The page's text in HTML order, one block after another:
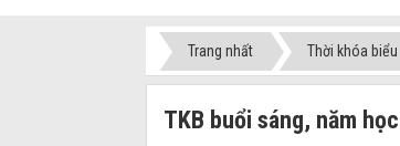
Trang nhất Thời khóa biểu
TKB buổi sáng, năm